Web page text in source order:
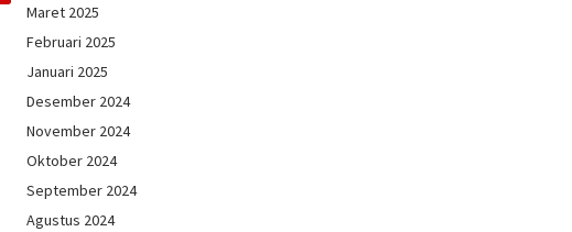
Maret 2025
Februari 2025
Januari 2025
Desember 2024
November 2024
Oktober 2024
September 2024
Agustus 2024